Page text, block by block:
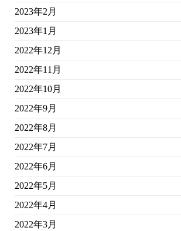
2023年2月
2023年1月
2022年12月
2022年11月
2022年10月
2022年9月
2022年8月
2022年7月
2022年6月
2022年5月
2022年4月
2022年3月